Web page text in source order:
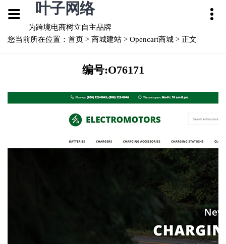
叶子网络
为跨境电商树立自主品牌
您当前所在位置： 首页 > 商城建站 > Opencart商城 > 正文
编号:O76171